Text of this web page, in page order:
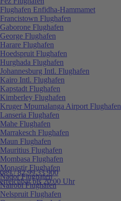
089 / 82 99 33 900
erreichbar bis 20:00 Uhr
Flughafen Enfidha-Hammamet
Francistown Flughafen
Gaborone Flughafen
George Flughafen
Harare Flughafen
Hoedspruit Flughafen
Hurghada Flughafen
Johannesburg Intl. Flughafen
Kairo Intl. Flughafen
Kapstadt Flughafen
Kimberley Flughafen
Kruger Mpumalanga Airport Flughafen
Lanseria Flughafen
Mahe Flughafen
Marrakesch Flughafen
Maun Flughafen
Mauritius Flughafen
Mombasa Flughafen
Monastir Flughafen
Nador Flughafen
Nairobi Flughafen
Nelspruit Flughafen